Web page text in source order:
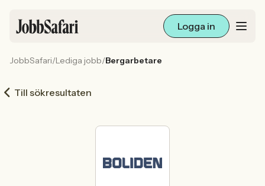
Logga in
Arbetsliv och karriär
För arbetsgivare
JobbSafari/Lediga jobb/Bergarbetare
Till sökresultaten